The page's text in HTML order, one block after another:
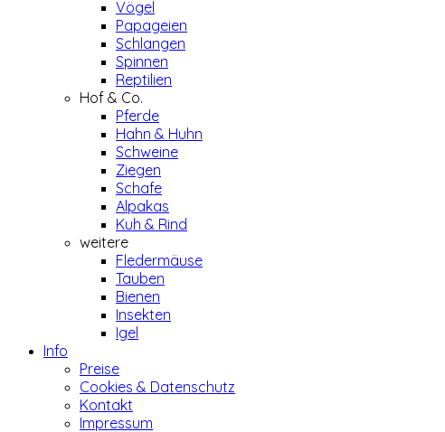
Vögel
Papageien
Schlangen
Spinnen
Reptilien
Hof & Co.
Pferde
Hahn & Huhn
Schweine
Ziegen
Schafe
Alpakas
Kuh & Rind
weitere
Fledermäuse
Tauben
Bienen
Insekten
Igel
Info
Preise
Cookies & Datenschutz
Kontakt
Impressum